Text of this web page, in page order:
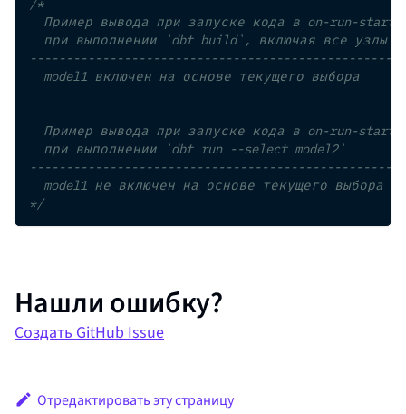
  Пример вывода при запуске кода в on-run-start
  при выполнении `dbt build`, включая все узлы
  model1 включен на основе текущего выбора
  Пример вывода при запуске кода в on-run-start
  при выполнении `dbt run --select model2`
  model1 не включен на основе текущего выбора
*/
Нашли ошибку?
Создать GitHub Issue
Отредактировать эту страницу